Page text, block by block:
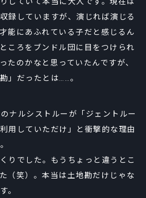
録していますが、演じれば演じる
能にあふれている子だと感じるん
ころをブンドル団に目をつけられ
たのかなと思っていたんですが、
」だったとは……。
のナルシストルーが「ジェントルー
用していただけ」と衝撃的な理由
りでした。もうちょっと違うとこ
（笑）。本当は土地勘だけじゃな
。